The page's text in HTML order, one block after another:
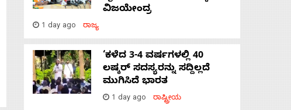
ವಿಜಯೇಂದ್ರ
1 day ago ರಾಜ್ಯ
‘ಕಳೆದ 3-4 ವರ್ಷಗಳಲ್ಲಿ 40
ಲಷ್ಕರ್ ಸದಸ್ಯರನ್ನು ಸದ್ದಿಲ್ಲದೆ
ಮುಗಿಸಿದೆ ಭಾರತ
1 day ago ರಾಷ್ಟ್ರೀಯ